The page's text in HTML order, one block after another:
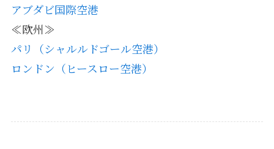
アブダビ国際空港
≪欧州≫
パリ（シャルルドゴール空港）
ロンドン（ヒースロー空港）